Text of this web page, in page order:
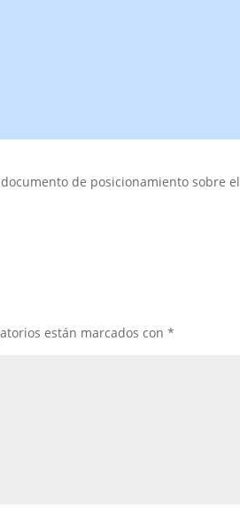
de posicionamiento sobre el
están marcados con*